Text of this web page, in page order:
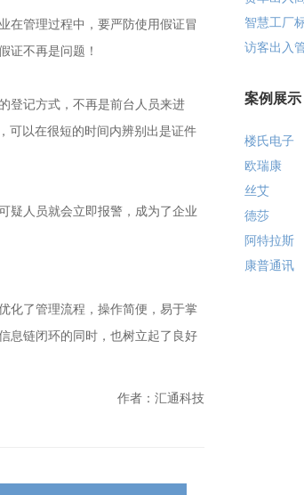
在管理过程中，要严防使用假证冒
证不再是问题！
登记方式，不再是前台人员来进
可以在很短的时间内辨别出是证件
疑人员就会立即报警，成为了企业
化了管理流程，操作简便，易于掌
息链闭环的同时，也树立起了良好
作者：汇通科技
案例展示
楼氏电子
欧瑞康
丝艾
德莎
阿特拉斯
康普通讯